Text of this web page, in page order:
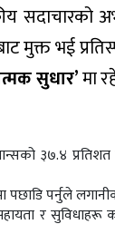
भई
सुधार’मा
३७.४
पछाडि पर्नुले
र सुविधाहरू